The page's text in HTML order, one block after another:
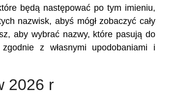
będą następować po tym imieniu,
nazwisk, abyś mógł zobaczyć cały
aby wybrać nazwy, które pasują do
z własnymi upodobaniami i
2026 r